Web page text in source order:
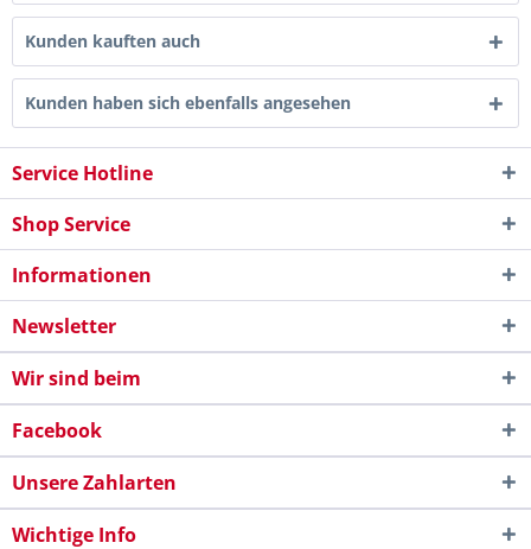
Kunden kauften auch
Kunden haben sich ebenfalls angesehen
Service Hotline
Shop Service
Informationen
Newsletter
Wir sind beim
Facebook
Unsere Zahlarten
Wichtige Info